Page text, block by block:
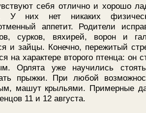
себя отлично и хорошо
У них нет никаких
аппетит. Родители
сурков, вяхирей, ворон и
и зайцы. Конечно, пережитый
на характере второго птенца: он
Орлята уже научились
прыжки. При любой
машут крыльями. Примерные
11 и 12 августа.